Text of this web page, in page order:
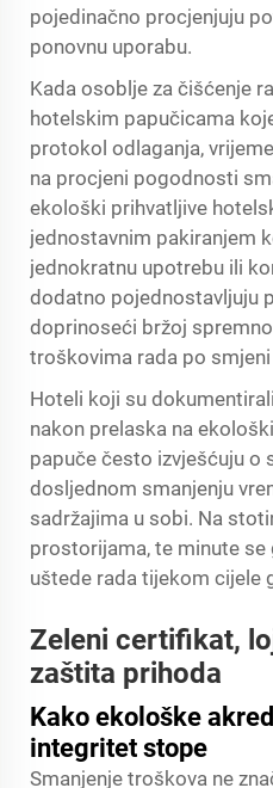
pojedinačno procjenjuju
ponovnu uporabu.
Kada osoblje za čišćenje
hotelskim papučicama
protokol odlaganja,
na procjeni pogodnosti
ekološki prihvatljive
jednostavnim pakiranjem
jednokratnu upotrebu ili
dodatno pojednostavljuju
doprinoseći bržoj
troškovima rada po
Hoteli koji su
nakon prelaska na
papuče često izvješćuju o
dosljednom smanjenju
sadržajima u sobi. Na
prostorijama, te minute se
uštede rada tijekom cijele
Zeleni certifikat,
zaštita prihoda
Kako ekološke
integritet stope
Smanjenje troškova ne